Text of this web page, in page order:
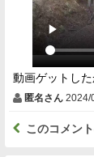
動画ゲットし
匿名さん 2024/
このコメン